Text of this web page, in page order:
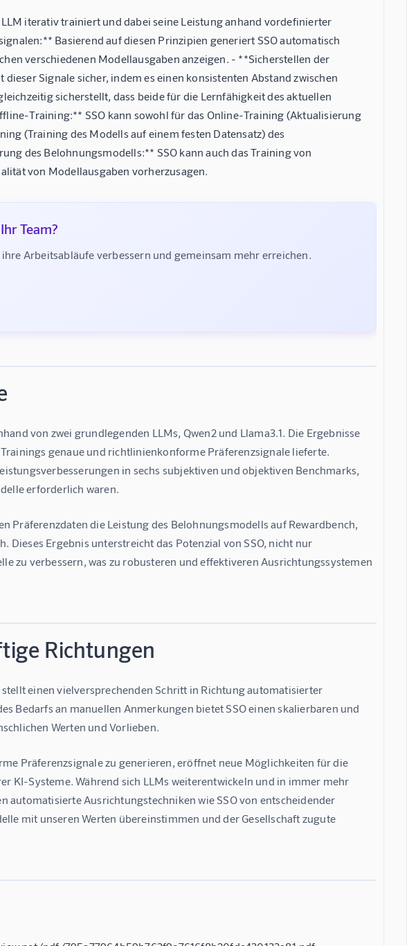
iterativ trainiert und dabei seine Leistung anhand vordefinierter
Basierend auf diesen Prinzipien generiert SSO automatisch
verschiedenen Modellausgaben anzeigen. - **Sicherstellen der
Signale sicher, indem es einen konsistenten Abstand zwischen
sicherstellt, dass beide für die Lernfähigkeit des aktuellen
Training:** SSO kann sowohl für das Online-Training (Aktualisierung
(Training des Modells auf einem festen Datensatz) des
des Belohnungsmodells:** SSO kann auch das Training von
von Modellausgaben vorherzusagen.
Team?
Arbeitsabläufe verbessern und gemeinsam mehr erreichen.
von zwei grundlegenden LLMs, Qwen2 und Llama3.1. Die Ergebnisse
genaue und richtlinienkonforme Präferenzsignale lieferte.
in sechs subjektiven und objektiven Benchmarks,
erforderlich waren.
Präferenzdaten die Leistung des Belohnungsmodells auf Rewardbench,
Ergebnis unterstreicht das Potenzial von SSO, nicht nur
zu verbessern, was zu robusteren und effektiveren Ausrichtungssystemen
Richtungen
einen vielversprechenden Schritt in Richtung automatisierter
Bedarfs an manuellen Anmerkungen bietet SSO einen skalierbaren und
Werten und Vorlieben.
Präferenzsignale zu generieren, eröffnet neue Möglichkeiten für die
KI-Systeme. Während sich LLMs weiterentwickeln und in immer mehr
automatisierte Ausrichtungstechniken wie SSO von entscheidender
mit unseren Werten übereinstimmen und der Gesellschaft zugute